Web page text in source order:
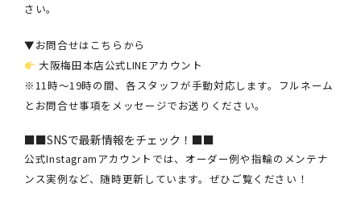
さい。
▼お問合せはこちらから
大阪梅田本店公式LINEアカウント
※11時～19時の間、各スタッフが手動対応します。フルネーム
とお問合せ事項をメッセージでお送りください。
■■SNSで最新情報をチェック！■■
公式Instagramアカウントでは、オーダー例や指輪のメンテナ
ンス実例など、随時更新しています。ぜひご覧ください！